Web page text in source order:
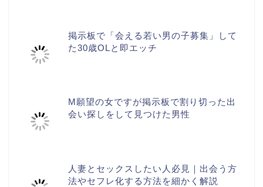
掲示板で「会える若い男の子募集」して
た30歳OLと即エッチ
M願望の女ですが掲示板で割り切った出
会い探しをして見つけた男性
人妻とセックスしたい人必見｜出会う方
法やセフレ化する方法を細かく解説